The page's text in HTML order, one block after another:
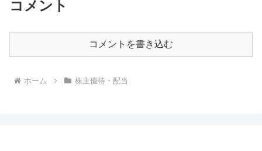
コメント
コメントを書き込む
ホーム 株主優待・配当